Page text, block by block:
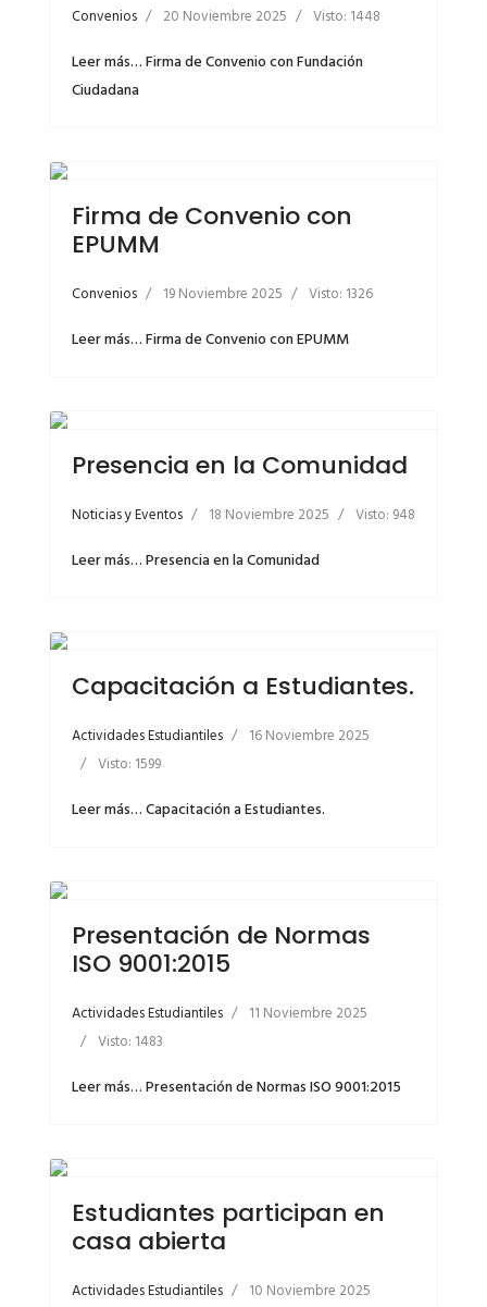
Convenios 20 Noviembre 2025 Visto: 1448
Leer más… Firma de Convenio con Fundación
Ciudadana
Firma de Convenio con
EPUMM
Convenios 19 Noviembre 2025 Visto: 1326
Leer más… Firma de Convenio con EPUMM
Presencia en la Comunidad
Noticias y Eventos 18 Noviembre 2025 Visto: 948
Leer más… Presencia en la Comunidad
Capacitación a Estudiantes.
Actividades Estudiantiles
16 Noviembre 2025
Visto: 1599
Leer más… Capacitación a Estudiantes.
Presentación de Normas
ISO 9001:2015
Actividades Estudiantiles
11 Noviembre 2025
Visto: 1483
Leer más… Presentación de Normas ISO 9001:2015
Estudiantes participan en
casa abierta
Actividades Estudiantiles
10 Noviembre 2025